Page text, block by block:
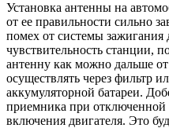
Установка антенны на
от ее правильности сильно
помех от системы зажигания
чувствительность станции,
антенну как можно дальше
осуществлять через фильтр
аккумуляторной батареи.
приемника при отключенной
включения двигателя. Это